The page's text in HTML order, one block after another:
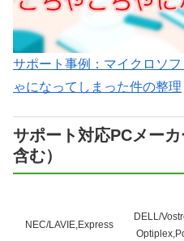
サポート事例：マイクロソ
ゃになってしまった件の整理
サポート対応PCメー
含む）
NEC/LAVIE,Express
DELL/